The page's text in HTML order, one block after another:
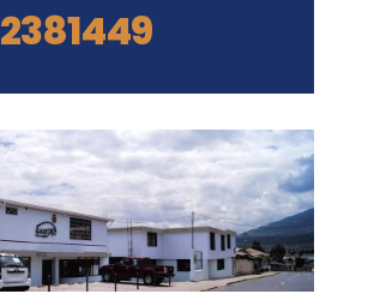
2381449